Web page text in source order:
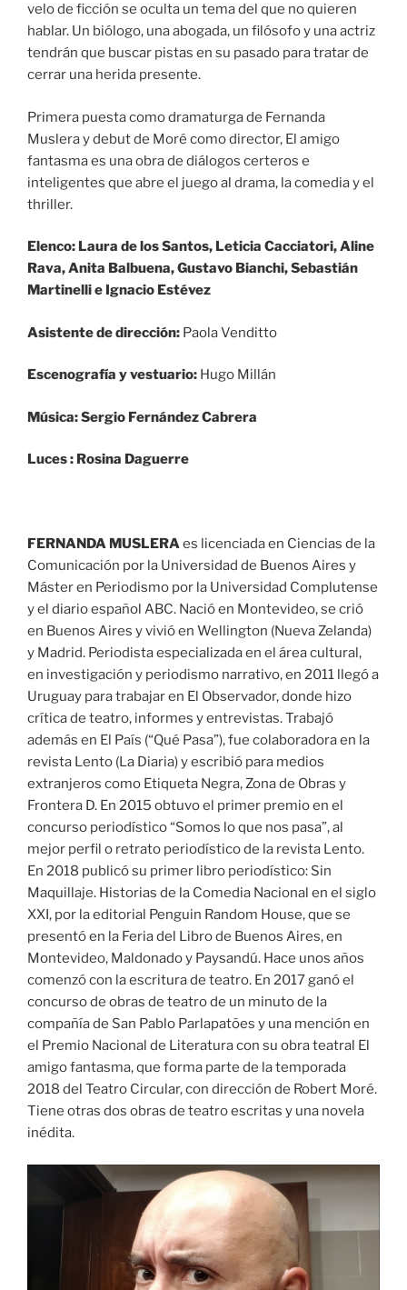
velo de ficción se oculta un tema del que no quieren
hablar. Un biólogo, una abogada, un filósofo y una actriz
tendrán que buscar pistas en su pasado para tratar de
cerrar una herida presente.
Primera puesta como dramaturga de Fernanda
Muslera y debut de Moré como director, El amigo
fantasma es una obra de diálogos certeros e
inteligentes que abre el juego al drama, la comedia y el
thriller.
Elenco: Laura de los Santos, Leticia Cacciatori, Aline
Rava, Anita Balbuena, Gustavo Bianchi, Sebastián
Martinelli e Ignacio Estévez
Asistente de dirección: Paola Venditto
Escenografía y vestuario: Hugo Millán
Música: Sergio Fernández Cabrera
Luces : Rosina Daguerre
FERNANDA MUSLERAes licenciada en Ciencias de la
Comunicación por la Universidad de Buenos Aires y
Máster en Periodismo por la Universidad Complutense
y el diario español ABC. Nació en Montevideo, se crió
en Buenos Aires y vivió en Wellington (Nueva Zelanda)
y Madrid. Periodista especializada en el área cultural,
en investigación y periodismo narrativo, en 2011 llegó a
Uruguay para trabajar en El Observador, donde hizo
crítica de teatro, informes y entrevistas. Trabajó
además en El País (“Qué Pasa”), fue colaboradora en la
revista Lento (La Diaria) y escribió para medios
extranjeros como Etiqueta Negra, Zona de Obras y
Frontera D. En 2015 obtuvo el primer premio en el
concurso periodístico “Somos lo que nos pasa”, al
mejor perfil o retrato periodístico de la revista Lento.
En 2018 publicó su primer libro periodístico: Sin
Maquillaje. Historias de la Comedia Nacional en el siglo
XXI, por la editorial Penguin Random House, que se
presentó en la Feria del Libro de Buenos Aires, en
Montevideo, Maldonado y Paysandú. Hace unos años
comenzó con la escritura de teatro. En 2017 ganó el
concurso de obras de teatro de un minuto de la
compañía de San Pablo Parlapatões y una mención en
el Premio Nacional de Literatura con su obra teatral El
amigo fantasma, que forma parte de la temporada
2018 del Teatro Circular, con dirección de Robert Moré.
Tiene otras dos obras de teatro escritas y una novela
inédita.